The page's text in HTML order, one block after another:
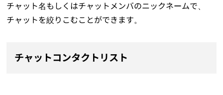
チャット名もしくはチャットメンバのニックネームで、
チャットを絞りこむことができます。
チャットコンタクトリスト